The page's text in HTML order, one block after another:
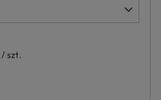
/szt.